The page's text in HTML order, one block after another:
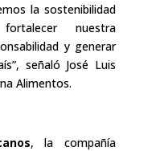
la sostenibilidad
nuestra
y generar
señaló José Luis
Alimentos.
, la compañía